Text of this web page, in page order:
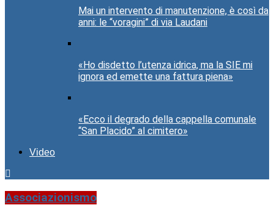
Mai un intervento di manutenzione, è così da
anni: le “voragini” di via Laudani
«Ho disdetto l’utenza idrica, ma la SIE mi
ignora ed emette una fattura piena»
«Ecco il degrado della cappella comunale
“San Placido” al cimitero»
Video
Associazionismo